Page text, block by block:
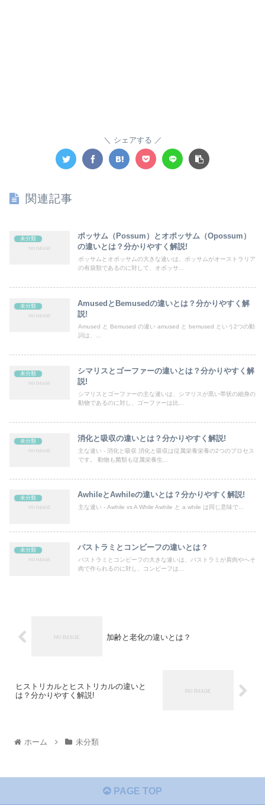
シェアする
関連記事
未分類
ポッサム（Possum）とオポッサム（Opossum）
の違いとは？分かりやすく解説!
ポッサムとオポッサムの大きな違いは、ポッサムがオーストラリア
の有袋類であるのに対して、オポッサ...
未分類
AmusedとBemusedの違いとは？分かりやすく解
説!
Amused と Bemused の違い amused と bemused という2つの動
詞は、...
未分類
シマリスとゴーファーの違いとは？分かりやすく解
説!
シマリスとゴーファーの主な違いは、シマリスが黒い帯状の細身の
動物であるのに対し、ゴーファーは比...
未分類 消化と吸収の違いとは？分かりやすく解説!
主な違い - 消化と吸収 消化と吸収は従属栄養栄養の2つのプロセス
です。 動物も菌類も従属栄養生...
未分類 AwhileとAwhileの違いとは？分かりやすく解説!
主な違い - Awhile vs A While Awhile と a while は同じ意味で...
未分類 パストラミとコンビーフの違いとは？
パストラミとコンビーフの大きな違いは、パストラミが肩肉やへそ
肉で作られるのに対し、コンビーフは...
加齢と老化の違いとは？
ヒストリカルとヒストリカルの違いと
は？分かりやすく解説!
ホーム 未分類
PAGE TOP